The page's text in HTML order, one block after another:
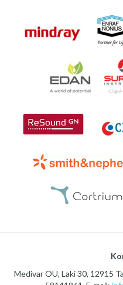
Medivar OÜ, Laki 30, 12915